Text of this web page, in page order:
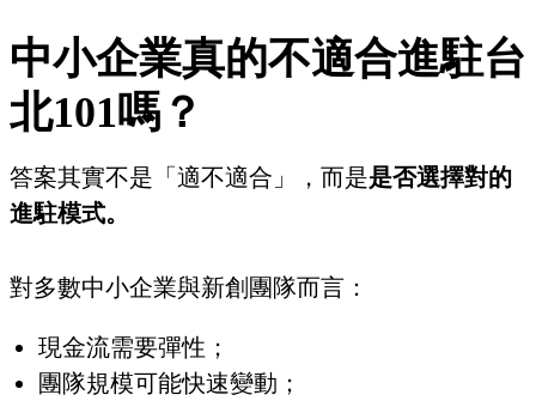
中小企業真的不適合進駐台
北101嗎？
答案其實不是「適不適合」，而是是否選擇對的
進駐模式。
對多數中小企業與新創團隊而言：
現金流需要彈性；
團隊規模可能快速變動；